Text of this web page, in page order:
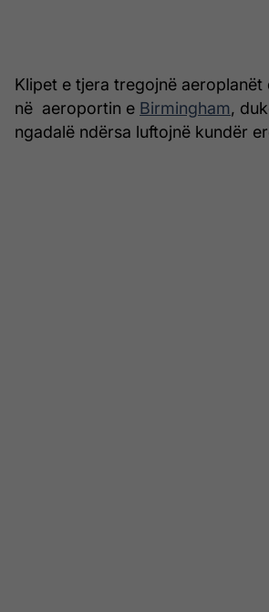
Klipet e tjera tregojnë
në aeroportin e Birmingham,
ngadalë ndërsa luftojnë kundër